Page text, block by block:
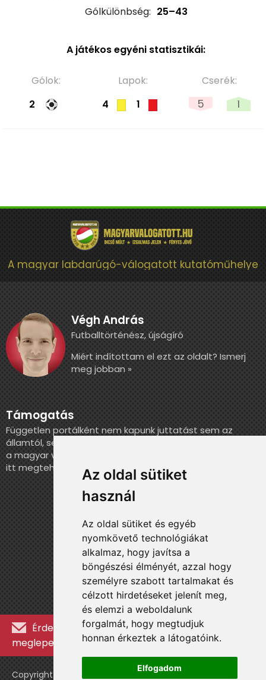
Az oldal sütiket
használ
Az oldal sütiket és egyéb
nyomkövető technológiákat
alkalmaz, hogy javítsa a
böngészési élményét, azzal hogy
személyre szabott tartalmakat és
célzott hirdetéseket jelenít meg,
és elemzi a weboldalunk
forgalmát, hogy megtudjuk
honnan érkeztek a látogatóink.
Elfogadom
Gólkülönbség: 25–43
A játékos egyéni statisztikái:
Gólok:
2
Lapok:
4
1
Cserék:
5 1
A magyar labdarúgó-válogatott kutatóműhelye
Végh András
Futballtörténész, újságíró
Miért indítottam el ezt az oldalt? Ismerj
meg jobban »
Támogatás
Független portálként nem kapunk juttatást sem az
államtól, sem más szervezettől. Ha szeretnél segíteni
a magyar válogatott történelmének feldolgozásában,
itt megteheted.
Érdekességekért, kulisszatitkokért és
meglepetésekért iratkozz fel a hírlevélre »
Copyright © WebshopLady 2007-2026 Minden jog